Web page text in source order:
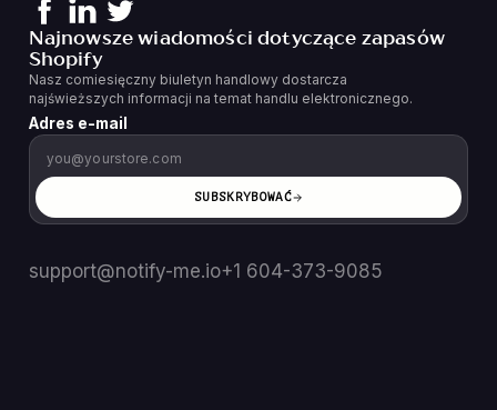
Najnowsze wiadomości dotyczące zapasów
Shopify
Nasz comiesięczny biuletyn handlowy dostarcza
najświeższych informacji na temat handlu elektronicznego.
Adres e-mail
SUBSKRYBOWAĆ
support@notify-me.io+1 604-373-9085